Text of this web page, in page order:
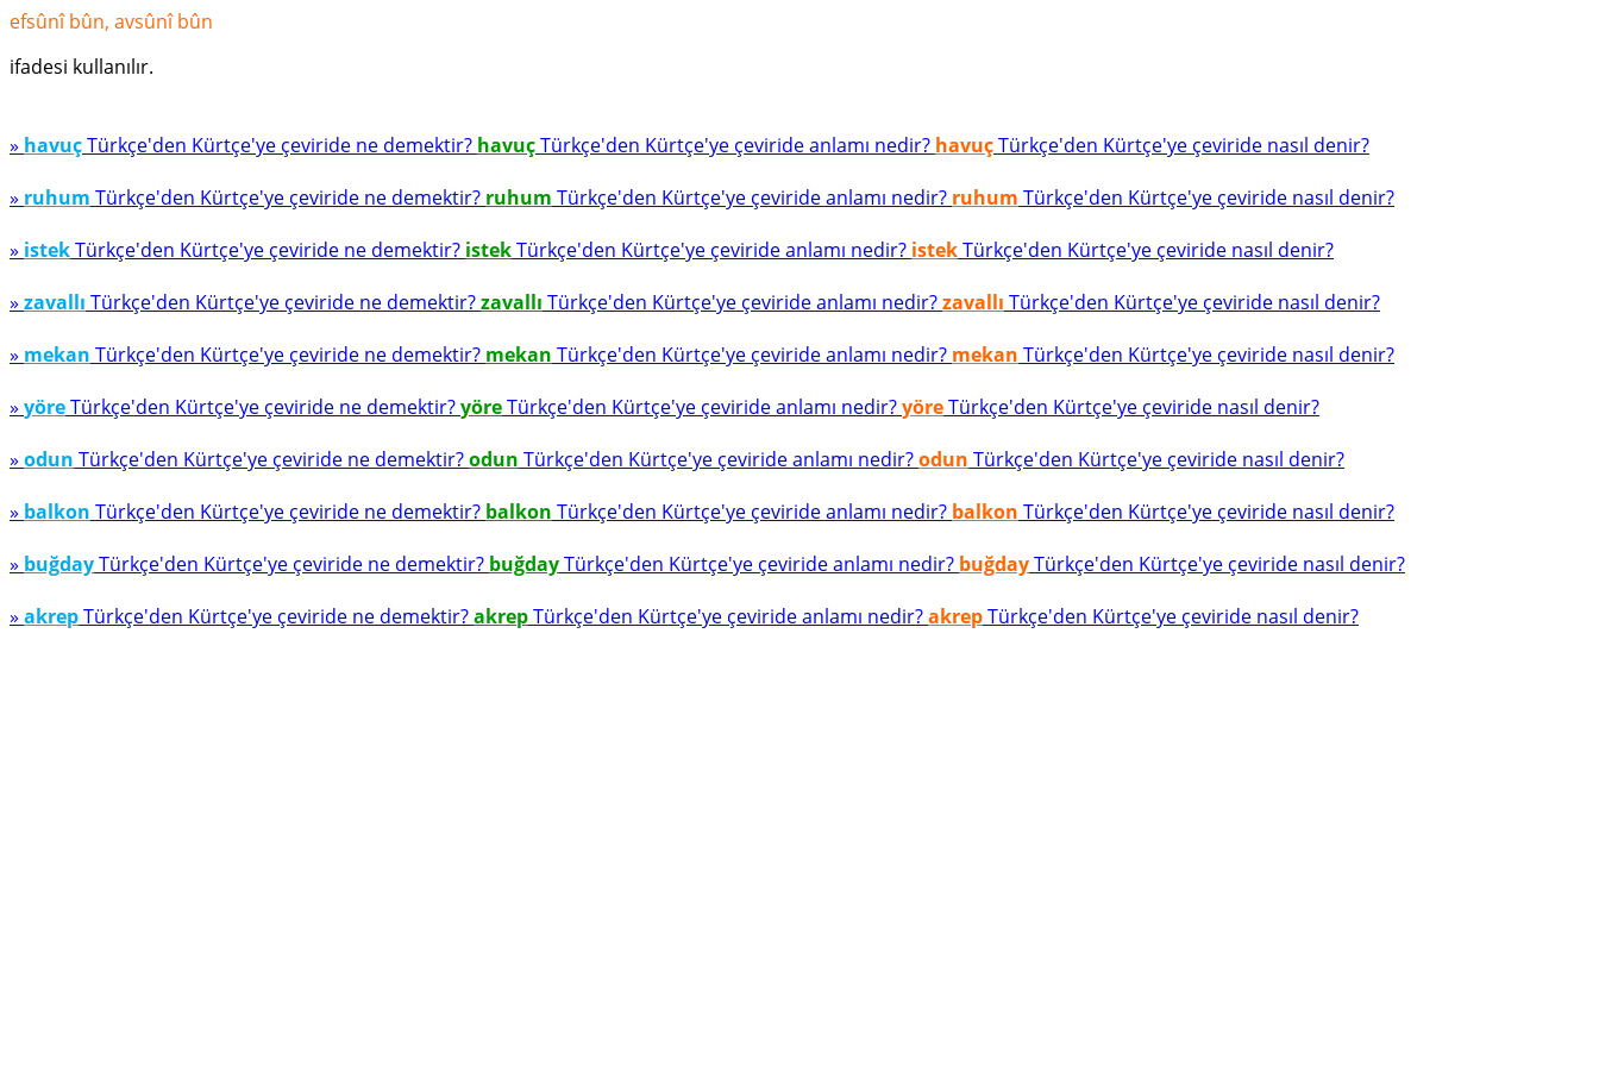
efsûnî bûn, avsûnî bûn
ifadesi kullanılır.
» havuçTürkçe'den Kürtçe'ye çeviride ne demektir? havuçTürkçe'den Kürtçe'ye çeviride anlamı nedir? havuçTürkçe'den Kürtçe'ye çeviride nasıl denir?
» ruhum Türkçe'den Kürtçe'ye çeviride ne demektir? ruhum Türkçe'den Kürtçe'ye çeviride anlamı nedir? ruhum Türkçe'den Kürtçe'ye çeviride nasıl denir?
» istekTürkçe'den Kürtçe'ye çeviride ne demektir? istekTürkçe'den Kürtçe'ye çeviride anlamı nedir? istekTürkçe'den Kürtçe'ye çeviride nasıl denir?
» zavallı Türkçe'den Kürtçe'ye çeviride ne demektir?zavallı Türkçe'den Kürtçe'ye çeviride anlamı nedir?zavallı Türkçe'den Kürtçe'ye çeviride nasıl denir?
» mekan Türkçe'den Kürtçe'ye çeviride ne demektir? mekan Türkçe'den Kürtçe'ye çeviride anlamı nedir? mekan Türkçe'den Kürtçe'ye çeviride nasıl denir?
» yöreTürkçe'den Kürtçe'ye çeviride ne demektir?yöreTürkçe'den Kürtçe'ye çeviride anlamı nedir?yöreTürkçe'den Kürtçe'ye çeviride nasıl denir?
» odun Türkçe'den Kürtçe'ye çeviride ne demektir?odun Türkçe'den Kürtçe'ye çeviride anlamı nedir?odun Türkçe'den Kürtçe'ye çeviride nasıl denir?
» balkon Türkçe'den Kürtçe'ye çeviride ne demektir? balkon Türkçe'den Kürtçe'ye çeviride anlamı nedir? balkon Türkçe'den Kürtçe'ye çeviride nasıl denir?
» buğdayTürkçe'den Kürtçe'ye çeviride ne demektir? buğdayTürkçe'den Kürtçe'ye çeviride anlamı nedir? buğdayTürkçe'den Kürtçe'ye çeviride nasıl denir?
» akrepTürkçe'den Kürtçe'ye çeviride ne demektir?akrepTürkçe'den Kürtçe'ye çeviride anlamı nedir?akrepTürkçe'den Kürtçe'ye çeviride nasıl denir?